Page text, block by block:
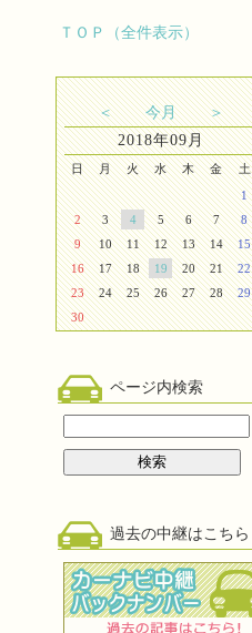
ＴＯＰ（全件表示）
＜ 今月
＞
2018年09月
日 月 火 水 木 金
土
1
2
3 4 5 6 7
8
9
10 11 12 13 14
15
16
17 18 19 20 21
22
23
24 25 26 27 28
29
30
ページ内検索
過去の中継はこちら